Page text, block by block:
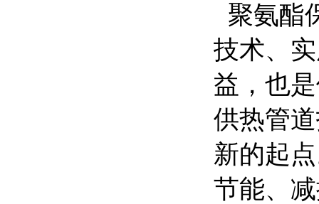
聚氨酯
技术、
益，也
供热管
新的起
节能、